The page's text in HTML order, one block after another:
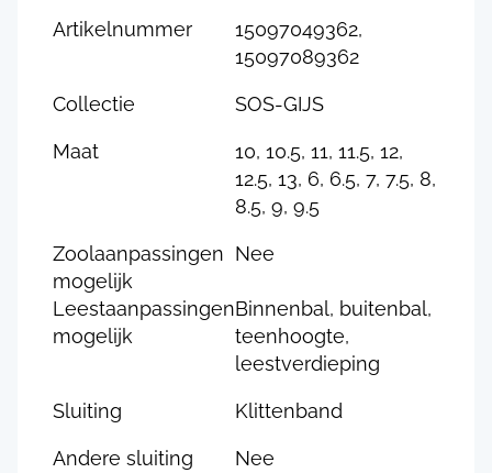
Artikelnummer
15097049362,
15097089362
Collectie SOS-GIJS
Maat
10, 10.5, 11, 11.5, 12,
12.5, 13, 6, 6.5, 7, 7.5, 8,
8.5, 9, 9.5
Zoolaanpassingen
mogelijk
Nee
Leestaanpassingen
mogelijk
Binnenbal, buitenbal,
teenhoogte,
leestverdieping
Sluiting Klittenband
Andere sluiting
Nee